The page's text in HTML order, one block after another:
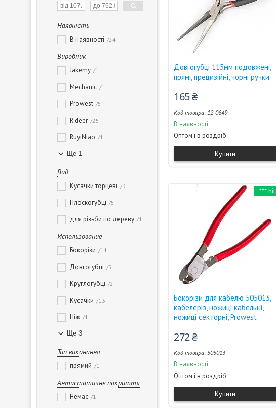
Наявність
В наявності 24
Виробник
Jakemy 1
Mechanic 1
Prowest 5
R deer 25
RuyiNiao 1
Ще 1
Вид
Кусачки торцеві 3
Плоскогубці 5
для різьби по дереву 1
Использование
Бокорізи 11
Довгогубці 5
Круглогубці 2
Кусачки 13
Ніж 1
Ще 3
Тип виконання
прямий 1
Антистатичне покриття
Немає 1
Довгогубці 115мм подовжені,
прямі, прецизійні, чорні ручки
165 ₴
12-0649
В наявності
Оптом і в роздріб
Купити
*** hit
Бокорізи для кабелю 505013,
кабелеріз, ножиці кабельні,
ножиці секторні, Prowest
272 ₴
505013
В наявності
Оптом і в роздріб
Купити